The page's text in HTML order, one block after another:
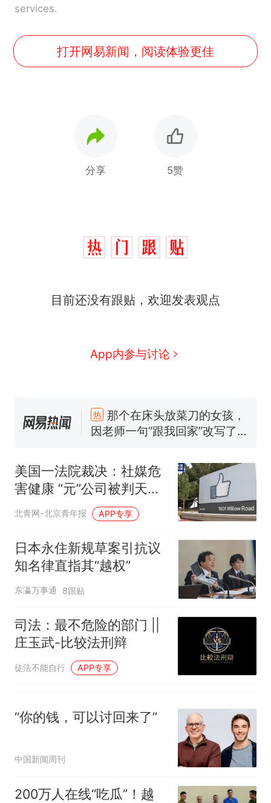
services.
打开网易新闻，阅读体验更佳
分享 5赞
目前还没有跟贴，欢迎发表观点
App内参与讨论
人生
新
搬家报价570元，搬到楼下
交5060元才肯搬上楼！女子傻
号，仅凭视频评出？中国烹饪
协会回应
台风"白海豚"中心附近最大风
力已达15级 最新研判
佛山一中学招聘物理教师，笔
已叫停招聘，成立调查组全面
核查
笔试第一被第二名传话劝弃考
官方通报
那个在床头放菜刀的女孩，
因老师一句“跟我回家”改写了
美国一法院裁决：社媒危
害健康 “元”公司被判天价
罚款
北青网-北京青年报 APP专享
日本永住新规草案引抗议
知名律直指其“越权”
东瀛万事通 8跟贴
司法：最不危险的部门 ||
庄玉武-比较法刑辩
徒法不能自行 APP专享
“你的钱，可以讨回来了”
中国新闻周刊
200万人在线“吃瓜”！越